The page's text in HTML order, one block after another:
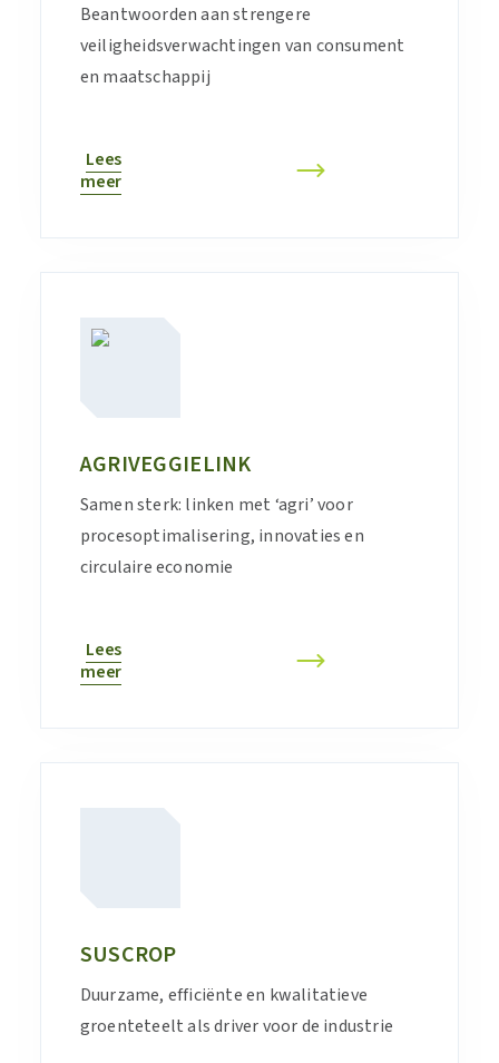
Beantwoorden aan strengere
veiligheidsverwachtingen van consument
en maatschappij
Lees
meer
AGRIVEGGIELINK
Samen sterk: linken met ‘agri’ voor
procesoptimalisering, innovaties en
circulaire economie
Lees
meer
SUSCROP
Duurzame, efficiënte en kwalitatieve
groenteteelt als driver voor de industrie